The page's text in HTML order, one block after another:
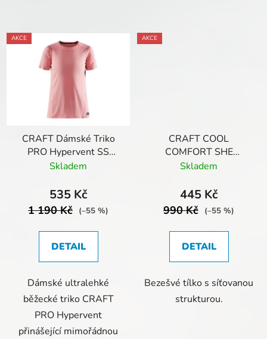
AKCE
CRAFT Dámské Triko
PRO Hypervent SS
růžové
Skladem
535 Kč
1 190 Kč (–55 %)
DETAIL
Dámské ultralehké
běžecké triko CRAFT
PRO Hypervent
přinášející mimořádnou
AKCE
CRAFT COOL
COMFORT SHE
RACERBACK SINGLET
Skladem
445 Kč
990 Kč (–55 %)
DETAIL
Bezešvé tílko s síťovanou
strukturou.